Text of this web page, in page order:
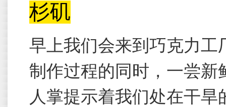
杉矶
早上我们会来到巧克力工
制作过程的同时，一尝新
人掌提示着我们处在干